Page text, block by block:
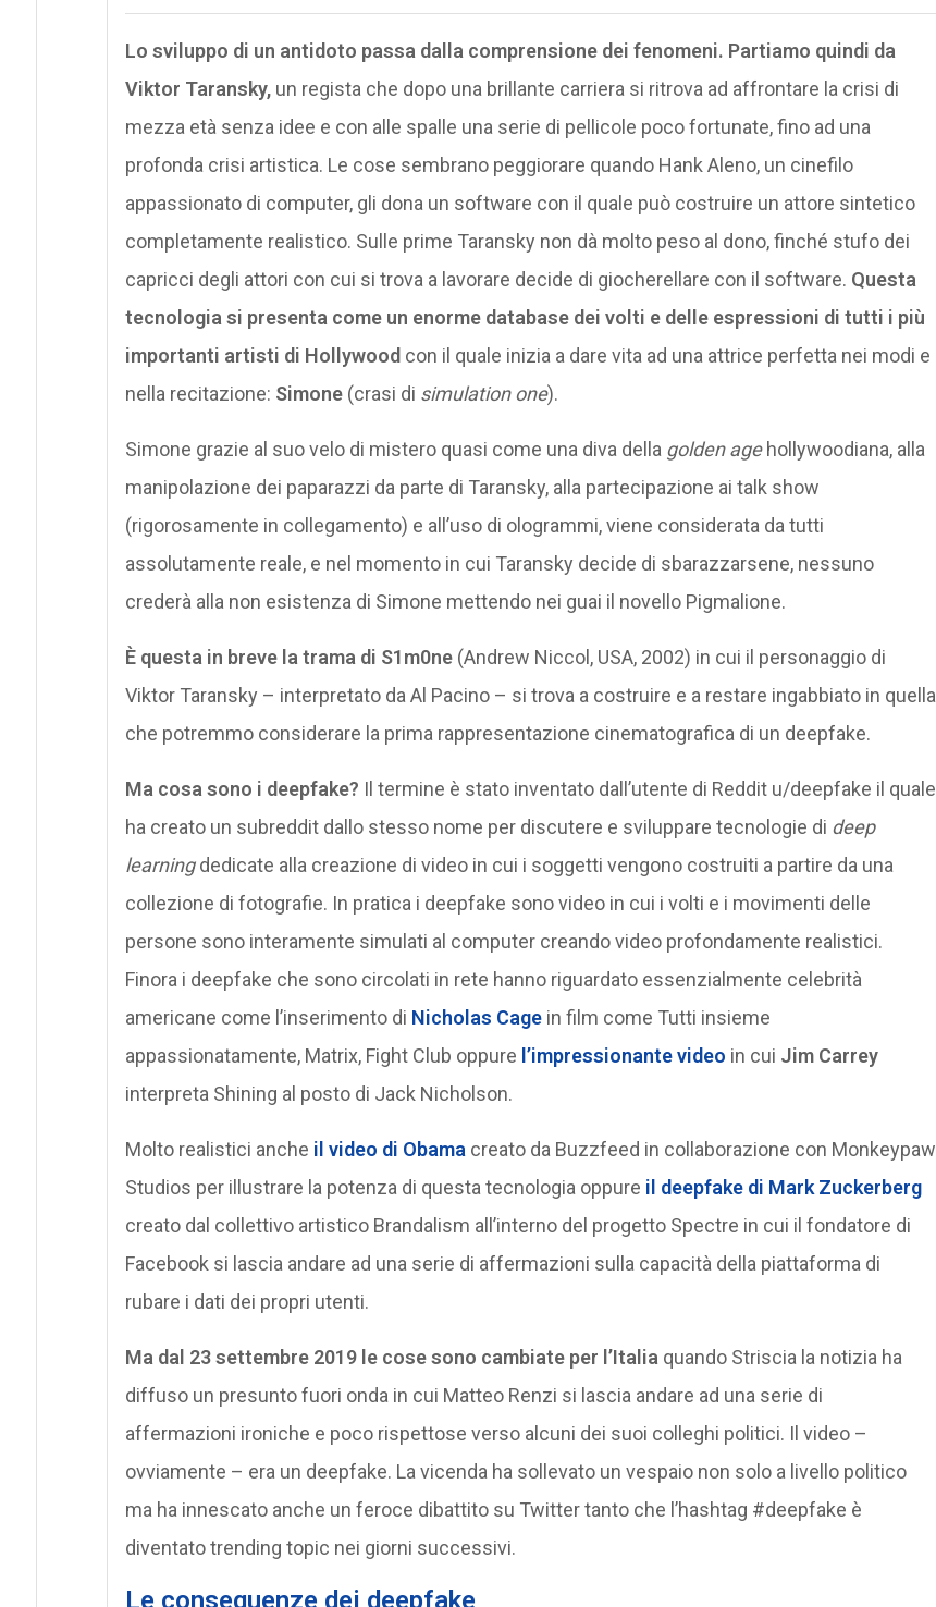
Lo sviluppo di un antidoto passa dalla comprensione dei fenomeni. Partiamo quindi da
Viktor Taransky,un regista che dopo una brillante carriera si ritrova ad affrontare la crisi di
mezza età senza idee e con alle spalle una serie di pellicole poco fortunate, fino ad una
profonda crisi artistica. Le cose sembrano peggiorare quando Hank Aleno, un cinefilo
appassionato di computer, gli dona un software con il quale può costruire un attore sintetico
completamente realistico. Sulle prime Taransky non dà molto peso al dono, finché stufo dei
capricci degli attori con cui si trova a lavorare decide di giocherellare con il software. Questa
tecnologia si presenta come un enorme database dei volti e delle espressioni di tutti i più
importanti artisti di Hollywoodcon il quale inizia a dare vita ad una attrice perfetta nei modi e
nella recitazione: Simone(crasi di simulation one).
Simone grazie al suo velo di mistero quasi come una diva della golden agehollywoodiana, alla
manipolazione dei paparazzi da parte di Taransky, alla partecipazione ai talk show
(rigorosamente in collegamento) e all’uso di ologrammi, viene considerata da tutti
assolutamente reale, e nel momento in cui Taransky decide di sbarazzarsene, nessuno
crederà alla non esistenza di Simone mettendo nei guai il novello Pigmalione.
È questa in breve la trama di S1m0ne(Andrew Niccol, USA, 2002) in cui il personaggio di
Viktor Taransky – interpretato da Al Pacino – si trova a costruire e a restare ingabbiato in quella
che potremmo considerare la prima rappresentazione cinematografica di un deepfake.
Ma cosa sono i deepfake? Il termine è stato inventato dall’utente di Reddit u/deepfake il quale
ha creato un subreddit dallo stesso nome per discutere e sviluppare tecnologie di deep
learningdedicate alla creazione di video in cui i soggetti vengono costruiti a partire da una
collezione di fotografie. In pratica i deepfake sono video in cui i volti e i movimenti delle
persone sono interamente simulati al computer creando video profondamente realistici.
Finora i deepfake che sono circolati in rete hanno riguardato essenzialmente celebrità
americane come l’inserimento di Nicholas Cagein film come Tutti insieme
appassionatamente, Matrix, Fight Club oppure l’impressionante video in cui Jim Carrey
interpreta Shining al posto di Jack Nicholson.
Molto realistici anche il video di Obama creato da Buzzfeed in collaborazione con Monkeypaw
Studios per illustrare la potenza di questa tecnologia oppure il deepfake di Mark Zuckerberg
creato dal collettivo artistico Brandalism all’interno del progetto Spectre in cui il fondatore di
Facebook si lascia andare ad una serie di affermazioni sulla capacità della piattaforma di
rubare i dati dei propri utenti.
Ma dal 23 settembre 2019 le cose sono cambiate per l’Italia quando Striscia la notizia ha
diffuso un presunto fuori onda in cui Matteo Renzi si lascia andare ad una serie di
affermazioni ironiche e poco rispettose verso alcuni dei suoi colleghi politici. Il video –
ovviamente – era un deepfake. La vicenda ha sollevato un vespaio non solo a livello politico
ma ha innescato anche un feroce dibattito su Twitter tanto che l’hashtag #deepfake è
diventato trending topic nei giorni successivi.
Le conseguenze dei deepfake